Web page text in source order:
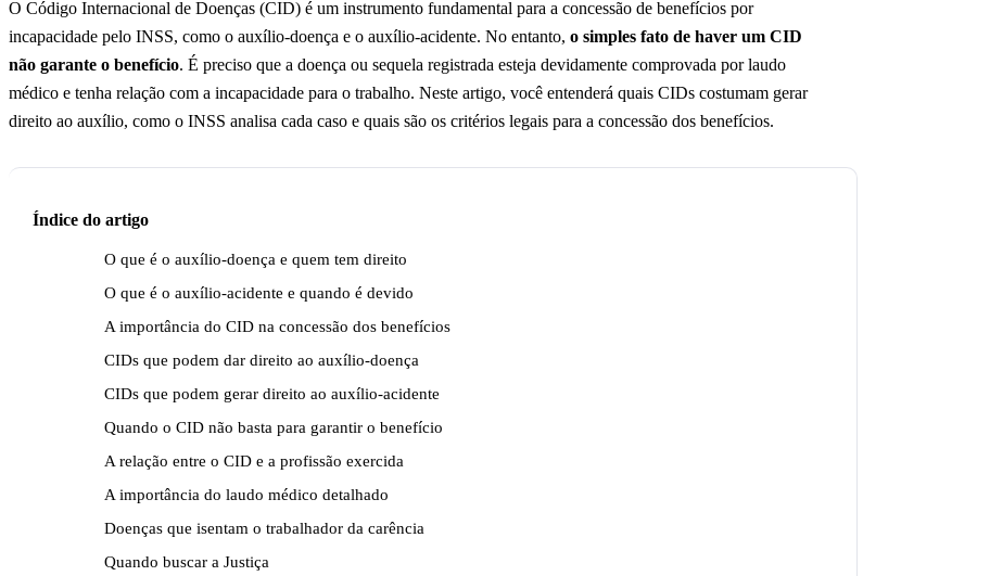
O Código Internacional de Doenças (CID) é um instrumento fundamental para a concessão de benefícios por
incapacidade pelo INSS, como o auxílio-doença e o auxílio-acidente. No entanto, o simples fato de haver um CID
não garante o benefício. É preciso que a doença ou sequela registrada esteja devidamente comprovada por laudo
médico e tenha relação com a incapacidade para o trabalho. Neste artigo, você entenderá quais CIDs costumam gerar
direito ao auxílio, como o INSS analisa cada caso e quais são os critérios legais para a concessão dos benefícios.
Índice do artigo
O que é o auxílio-doença e quem tem direito
O que é o auxílio-acidente e quando é devido
A importância do CID na concessão dos benefícios
CIDs que podem dar direito ao auxílio-doença
CIDs que podem gerar direito ao auxílio-acidente
Quando o CID não basta para garantir o benefício
A relação entre o CID e a profissão exercida
A importância do laudo médico detalhado
Doenças que isentam o trabalhador da carência
Quando buscar a Justiça